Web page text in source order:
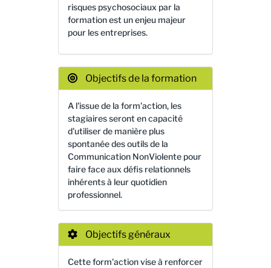
risques psychosociaux par la
formation est un enjeu majeur
pour les entreprises.
Objectifs de la formation
A l'issue de la form'action, les
stagiaires seront en capacité
d'utiliser de manière plus
spontanée des outils de la
Communication NonViolente pour
faire face aux défis relationnels
inhérents à leur quotidien
professionnel.
Objectifs généraux
Cette form'action vise à renforcer